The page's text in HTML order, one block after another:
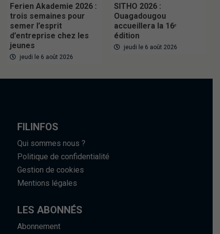
Ferien Akademie 2026 :
trois semaines pour
semer l’esprit
d’entreprise chez les
jeunes
jeudi le 6 août 2026
SITHO 2026 :
Ouagadougou
accueillera la 16ᵉ
édition
jeudi le 6 août 2026
FILINFOS
Qui sommes nous ?
Politique de confidentialité
Gestion de cookies
Mentions légales
LES ABONNÉS
Abonnement